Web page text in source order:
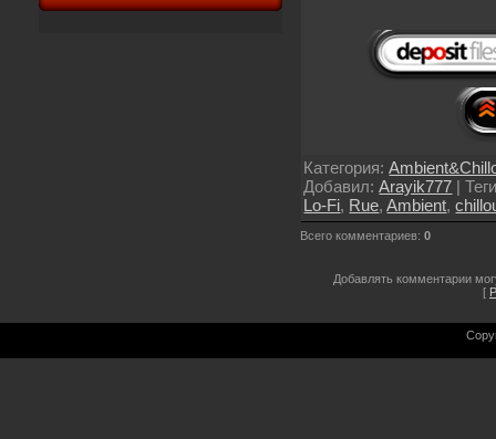
Категория:
Добавил:Arayik777 |
Lo-Fi, Rue,Ambient,
Всего комментариев:0
Добавлять комментарии
[